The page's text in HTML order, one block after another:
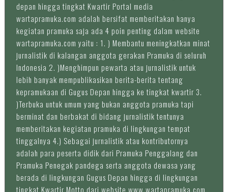
depan hingga tingkat Kwartir Portal media
wartapramuka.com adalah bersifat memberitakan hanya
kegiatan pramuka saja ada 4 poin penting dalam website
wartapramuka.com yaitu : 1. ) Membantu meningkatkan minat
jurnalistik di kalangan anggota gerakan Pramuka di seluruh
Indonesia 2. )Menghimpun pewarta atau jurnalistik untuk
lebih banyak mempublikasikan berita-berita tentang
kepramukaan di Gugus Depan hingga ke tingkat kwartir 3.
)Terbuka untuk umum yang bukan anggota pramuka tapi
berminat dan berbakat di bidang jurnalistik tentunya
memberitakan kegiatan pramuka di lingkungan tempat
tinggalnya 4.) Sebagai jurnalistik atau kontributornya
adalah para peserta didik dari Pramuka Penggalang dan
Pramuka Penegak pandega serta anggota dewasa yang
berada di lingkungan Gugus Depan hingga di lingkungan
tingkat Kwartir Motto dari website www.wartapramuka.com